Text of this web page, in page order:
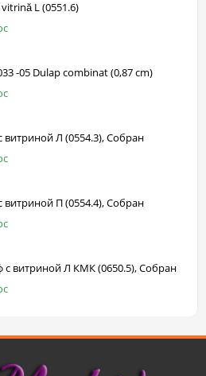
L (0551.6)
-05 Dulap combinat (0,87 cm)
Л (0554.3), Собран
П (0554.4), Собран
витриной Л КМК (0650.5), Собран